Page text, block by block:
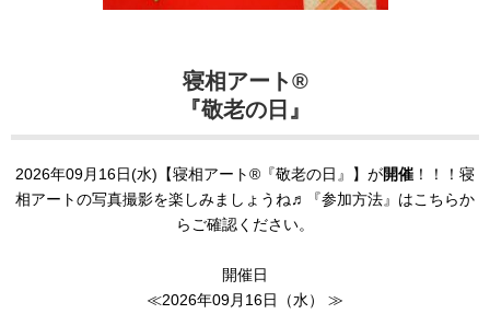
寝相アート®
『敬老の日』
2026年09月16日(水)【寝相アート®︎『敬老の日』】が開催 ！！！寝
相アートの写真撮影を楽しみましょうね♬『参加方法』はこちらか
らご確認ください。
開催日
≪2026年09月16日（水） ≫